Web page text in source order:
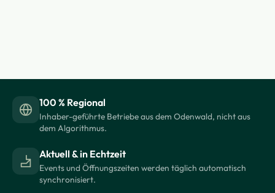
100 % Regional
Inhaber-geführte Betriebe aus dem Odenwald, nicht aus
dem Algorithmus.
Aktuell & in Echtzeit
Events und Öffnungszeiten werden täglich automatisch
synchronisiert.